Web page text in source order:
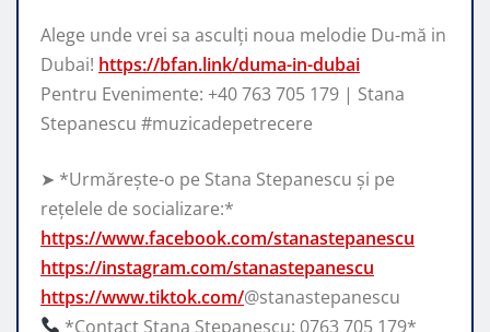
Alege unde vrei sa asculți noua melodie Du-mă in
Dubai! https://bfan.link/duma-in-dubai
Pentru Evenimente: +40 763 705 179 | Stana
Stepanescu #muzicadepetrecere
➤ *Urmărește-o pe Stana Stepanescu și pe
rețelele de socializare:*
https://www.facebook.com/stanastepanescu
https://instagram.com/stanastepanescu
https://www.tiktok.com/@stanastepanescu
*Contact Stana Stepanescu: 0763 705 179*